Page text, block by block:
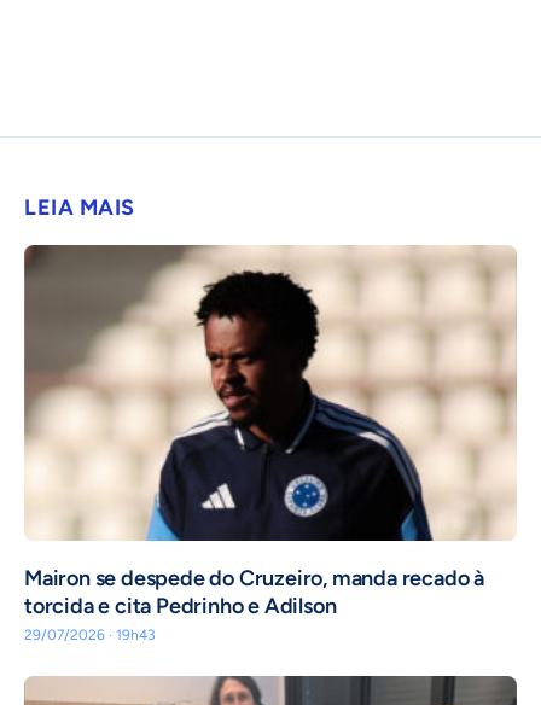
LEIA MAIS
Mairon se despede do Cruzeiro, manda recado à
torcida e cita Pedrinho e Adilson
29/07/2026 · 19h43